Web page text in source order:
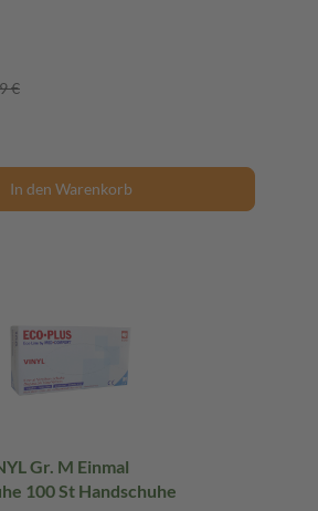
€
In den Warenkorb
Gr. M Einmal
Vinylhandschuhe 100 St Handschuhe